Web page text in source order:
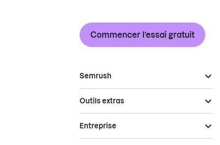
Commencer l’essai gratuit
Semrush
Outils extras
Entreprise